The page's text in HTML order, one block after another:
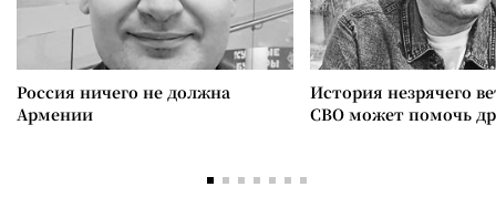
Россия ничего не должна
Армении
История незрячего
СВО может помочь